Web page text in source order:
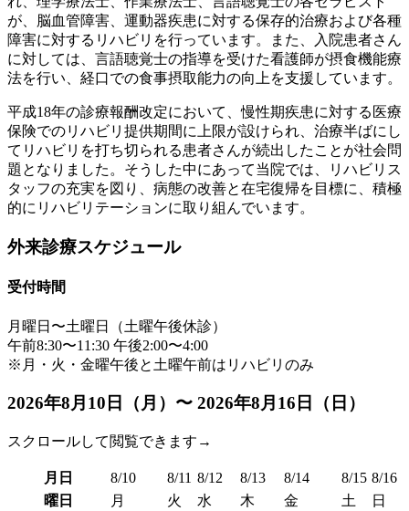
が、脳血管障害、運動器疾患に対する保存的治療および各種
障害に対するリハビリを行っています。また、入院患者さん
に対しては、言語聴覚士の指導を受けた看護師が摂食機能療
法を行い、経口での食事摂取能力の向上を支援しています。
平成18年の診療報酬改定において、慢性期疾患に対する医療
保険でのリハビリ提供期間に上限が設けられ、治療半ばにし
てリハビリを打ち切られる患者さんが続出したことが社会問
題となりました。そうした中にあって当院では、リハビリス
タッフの充実を図り、病態の改善と在宅復帰を目標に、積極
的にリハビリテーションに取り組んでいます。
外来診療スケジュール
受付時間
月曜日〜土曜日（土曜午後休診）
午前8:30〜11:30 午後2:00〜4:00
※月・火・金曜午後と土曜午前はリハビリのみ
2026年8月10日（月）〜 2026年8月16日（日）
スクロールして閲覧できます→
月日 8/10 8/11 8/12 8/13 8/14 8/15 8/16
曜日
月 火 水 木 金 土 日